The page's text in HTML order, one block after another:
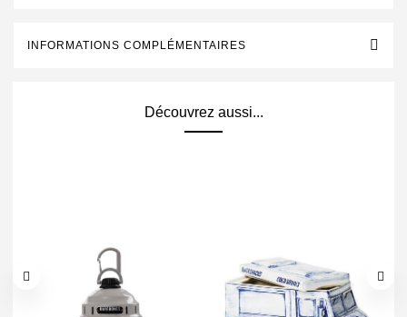
INFORMATIONS COMPLÉMENTAIRES
Découvrez aussi...